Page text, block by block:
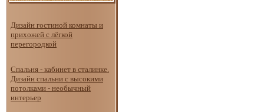
Дизайн гостиной комнаты и
прихожей с лёгкой
перегородкой
Спальня - кабинет в сталинке.
Дизайн спальни с высокими
потолками - необычный
интерьер